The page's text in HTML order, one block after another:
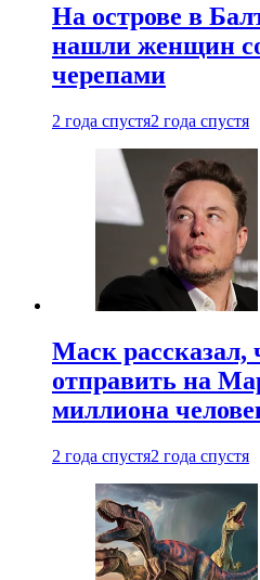
На острове в
нашли женщин
черепами
2 года спустя2 года спустя
Маск рассказал,
отправить на
миллиона
2 года спустя2 года спустя